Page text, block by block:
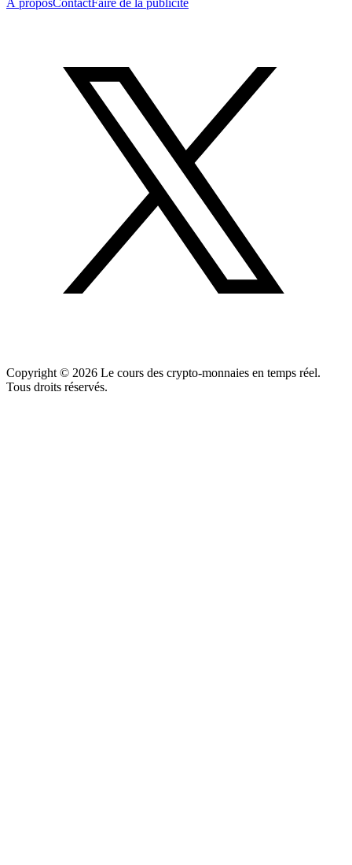
À proposContactFaire de la publicité
Copyright © 2026 Le cours des crypto-monnaies en temps réel.
Tous droits réservés.